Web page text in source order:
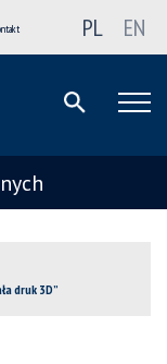
PL EN
druk 3D”